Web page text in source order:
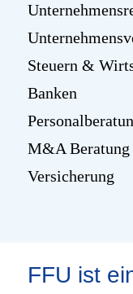
Steuern &
Banken
M&A Beratung
Versicherung
FFU ist